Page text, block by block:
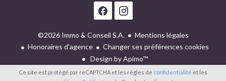
©2026 Immo & Conseil S.A.
Mentions légales
Honoraires d'agence
Changer ses préférences cookies
Design byApimo™
Ce site est protégé par reCAPTCHA et les règles de confidentialité et les